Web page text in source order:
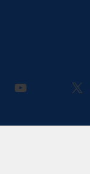
youtube X